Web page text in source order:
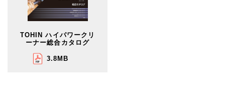
TOHIN ハイパワークリ
ーナー総合カタログ
3.8MB